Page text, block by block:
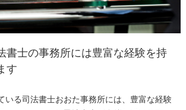
書士の事務所には豊富な経験を持
す
いる司法書士おおた事務所には、豊富な経験